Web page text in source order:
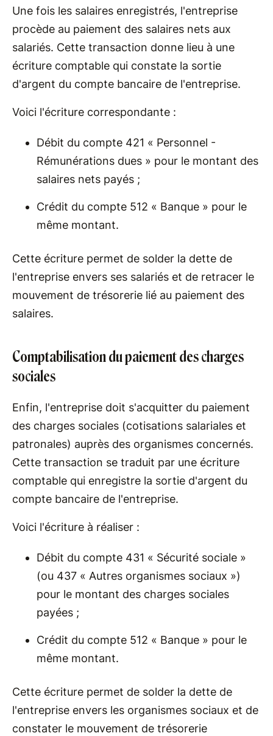
Une fois les salaires enregistrés, l'entreprise
procède au paiement des salaires nets aux
salariés. Cette transaction donne lieu à une
écriture comptable qui constate la sortie
d'argent du compte bancaire de l'entreprise.
Voici l'écriture correspondante :
Débit du compte 421 « Personnel -
Rémunérations dues » pour le montant des
salaires nets payés ;
Crédit du compte 512 « Banque » pour le
même montant.
Cette écriture permet de solder la dette de
l'entreprise envers ses salariés et de retracer le
mouvement de trésorerie lié au paiement des
salaires.
Comptabilisation du paiement des charges
sociales
Enfin, l'entreprise doit s'acquitter du paiement
des charges sociales (cotisations salariales et
patronales) auprès des organismes concernés.
Cette transaction se traduit par une écriture
comptable qui enregistre la sortie d'argent du
compte bancaire de l'entreprise.
Voici l'écriture à réaliser :
Débit du compte 431 « Sécurité sociale »
(ou 437 « Autres organismes sociaux »)
pour le montant des charges sociales
payées ;
Crédit du compte 512 « Banque » pour le
même montant.
Cette écriture permet de solder la dette de
l'entreprise envers les organismes sociaux et de
constater le mouvement de trésorerie